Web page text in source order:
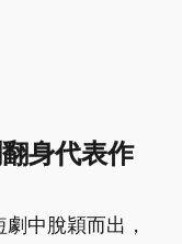
身代表作
中脫穎而出，